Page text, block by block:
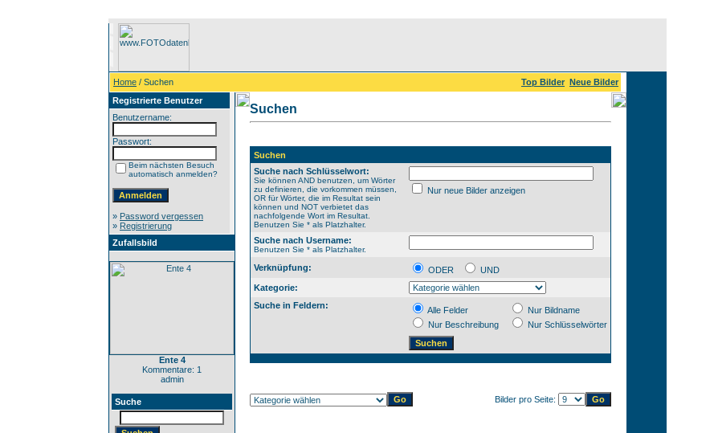
Home / Suchen Top Bilder Neue Bilder
Registrierte Benutzer
Benutzername:
Passwort:
Beim nächsten Besuch
automatisch anmelden?
» Password vergessen
» Registrierung
Zufallsbild
Ente 4
Kommentare: 1
admin
Suche
Suchen
Suchen
Suche nach Schlüsselwort:
Sie können AND benutzen, um Wörter
zu definieren, die vorkommen müssen,
OR für Wörter, die im Resultat sein
können und NOT verbietet das
nachfolgende Wort im Resultat.
Benutzen Sie * als Platzhalter.
Nur neue Bilder anzeigen
Suche nach Username:
Benutzen Sie * als Platzhalter.
Verknüpfung: ODER
UND
Kategorie:
Suche in Feldern:
Alle Felder
Nur Bildname
Nur Beschreibung
Nur Schlüsselwörter
Bilder pro Seite: